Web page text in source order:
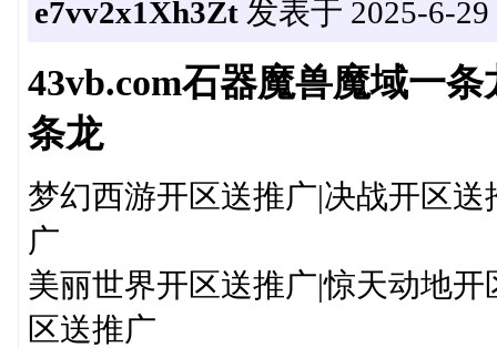
e7vv2x1Xh3Zt发表于 2025-6-29
43vb.com石器魔兽魔域一
条龙
梦幻西游开区送推广|决战开区
广
美丽世界开区送推广|惊天动地
区送推广